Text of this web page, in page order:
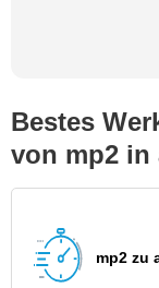
Bestes
von mp2 in
mp2 zu